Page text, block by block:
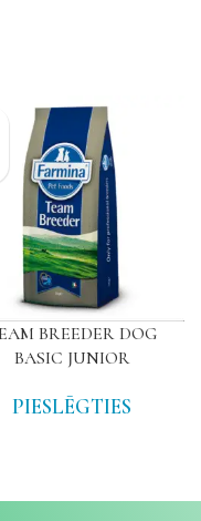
BREEDER DOG
BASIC JUNIOR
PIESLĒGTIES